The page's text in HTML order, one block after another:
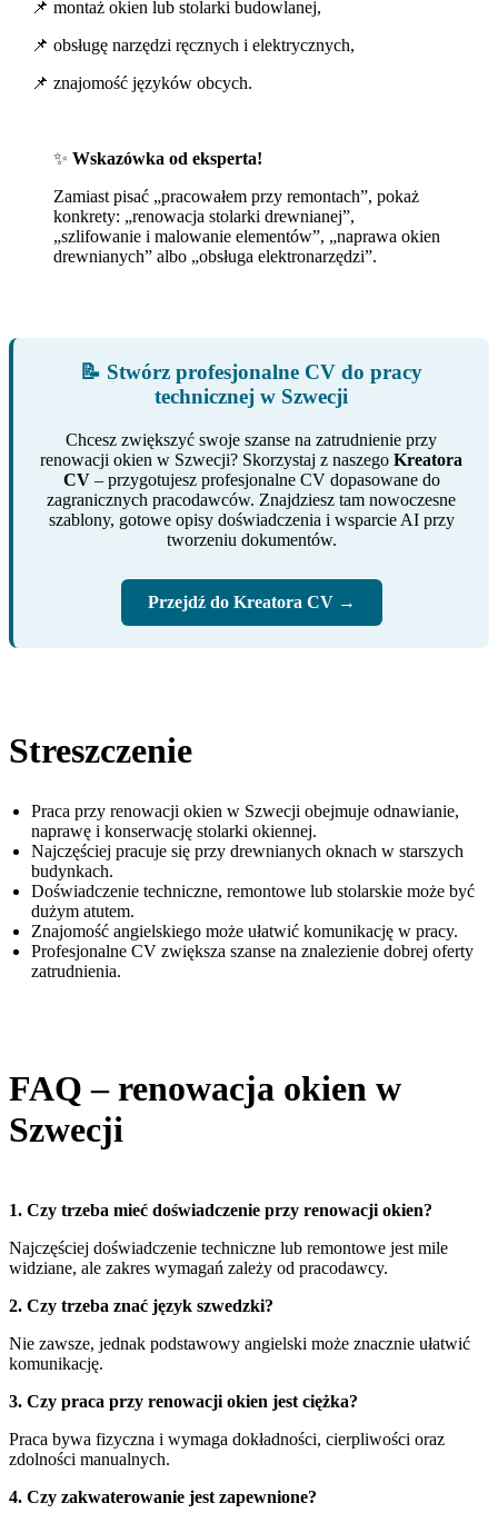
📌 montaż okien lub stolarki budowlanej,
📌 obsługę narzędzi ręcznych i elektrycznych,
📌 znajomość języków obcych.
✨ Wskazówka od eksperta!
Zamiast pisać „pracowałem przy remontach”, pokaż
konkrety: „renowacja stolarki drewnianej”,
„szlifowanie i malowanie elementów”, „naprawa okien
drewnianych” albo „obsługa elektronarzędzi”.
📝 Stwórz profesjonalne CV do pracy
technicznej w Szwecji
Chcesz zwiększyć swoje szanse na zatrudnienie przy
renowacji okien w Szwecji? Skorzystaj z naszego Kreatora
CV– przygotujesz profesjonalne CV dopasowane do
zagranicznych pracodawców. Znajdziesz tam nowoczesne
szablony, gotowe opisy doświadczenia i wsparcie AI przy
tworzeniu dokumentów.
Przejdź do Kreatora CV →
Streszczenie
Praca przy renowacji okien w Szwecji obejmuje odnawianie,
naprawę i konserwację stolarki okiennej.
Najczęściej pracuje się przy drewnianych oknach w starszych
budynkach.
Doświadczenie techniczne, remontowe lub stolarskie może być
dużym atutem.
Znajomość angielskiego może ułatwić komunikację w pracy.
Profesjonalne CV zwiększa szanse na znalezienie dobrej oferty
zatrudnienia.
FAQ – renowacja okien w
Szwecji
1. Czy trzeba mieć doświadczenie przy renowacji okien?
Najczęściej doświadczenie techniczne lub remontowe jest mile
widziane, ale zakres wymagań zależy od pracodawcy.
2. Czy trzeba znać język szwedzki?
Nie zawsze, jednak podstawowy angielski może znacznie ułatwić
komunikację.
3. Czy praca przy renowacji okien jest ciężka?
Praca bywa fizyczna i wymaga dokładności, cierpliwości oraz
zdolności manualnych.
4. Czy zakwaterowanie jest zapewnione?